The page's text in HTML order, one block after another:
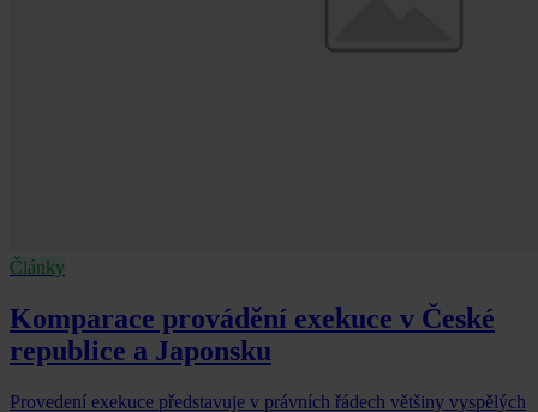
Články
Komparace provádění exekuce v České
republice a Japonsku
Provedení exekuce představuje v právních řádech většiny vyspělých